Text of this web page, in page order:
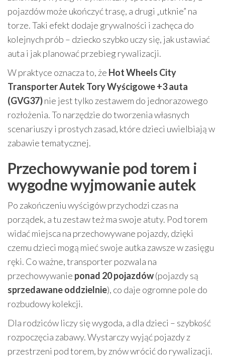
pojazdów może ukończyć trasę, a drugi „utknie” na
torze. Taki efekt dodaje grywalności i zachęca do
kolejnych prób – dziecko szybko uczy się, jak ustawiać
auta i jak planować przebieg rywalizacji.
W praktyce oznacza to, że Hot Wheels City
Transporter Autek Tory Wyścigowe +3 auta
(GVG37)nie jest tylko zestawem do jednorazowego
rozłożenia. To narzędzie do tworzenia własnych
scenariuszy i prostych zasad, które dzieci uwielbiają w
zabawie tematycznej.
Przechowywanie pod torem i
wygodne wyjmowanie autek
Po zakończeniu wyścigów przychodzi czas na
porządek, a tu zestaw też ma swoje atuty. Pod torem
widać miejsca na przechowywane pojazdy, dzięki
czemu dzieci mogą mieć swoje autka zawsze w zasięgu
ręki. Co ważne, transporter pozwala na
przechowywanie ponad 20 pojazdów(pojazdy są
sprzedawane oddzielnie), co daje ogromne pole do
rozbudowy kolekcji.
Dla rodziców liczy się wygoda, a dla dzieci – szybkość
rozpoczęcia zabawy. Wystarczy wyjąć pojazdy z
przestrzeni pod torem, by znów wrócić do rywalizacji.